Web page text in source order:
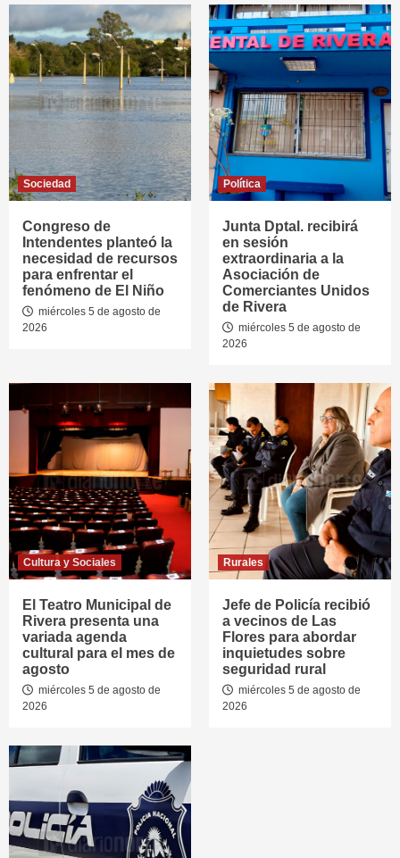
Sociedad
Congreso de
Intendentes planteó la
necesidad de recursos
para enfrentar el
fenómeno de El Niño
miércoles 5 de agosto de
2026
Política
Junta Dptal. recibirá
en sesión
extraordinaria a la
Asociación de
Comerciantes Unidos
de Rivera
miércoles 5 de agosto de
2026
Cultura y Sociales
El Teatro Municipal de
Rivera presenta una
variada agenda
cultural para el mes de
agosto
miércoles 5 de agosto de
2026
Rurales
Jefe de Policía recibió
a vecinos de Las
Flores para abordar
inquietudes sobre
seguridad rural
miércoles 5 de agosto de
2026